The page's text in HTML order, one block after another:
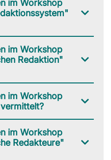
im Workshop
im Workshop
Redaktion"
im Workshop
im Workshop
Redakteure"